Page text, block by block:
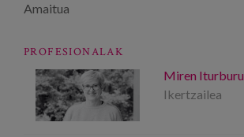
Amaitua
PROFESIONALAK
Miren Iturburu
Ikertzailea